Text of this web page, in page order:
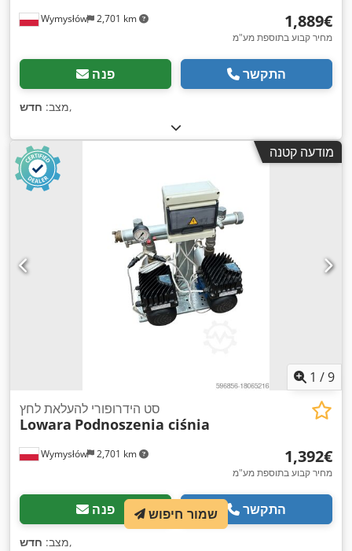
Wymysłów 2,701 km ‏1,889 ‏€
מחיר קבוע בתוספת מע"מ
פנה התקשר
מצב: חדש ,
מודעה קטנה
1 /9
Wymysłów 2,701 km
סט הידרופורי להעלאת לחץ
Lowara Podnoszenia ciśnia
‏1,392 ‏€
מחיר קבוע בתוספת מע"מ
פנה התקשר
מצב: חדש ,
שמור חיפוש